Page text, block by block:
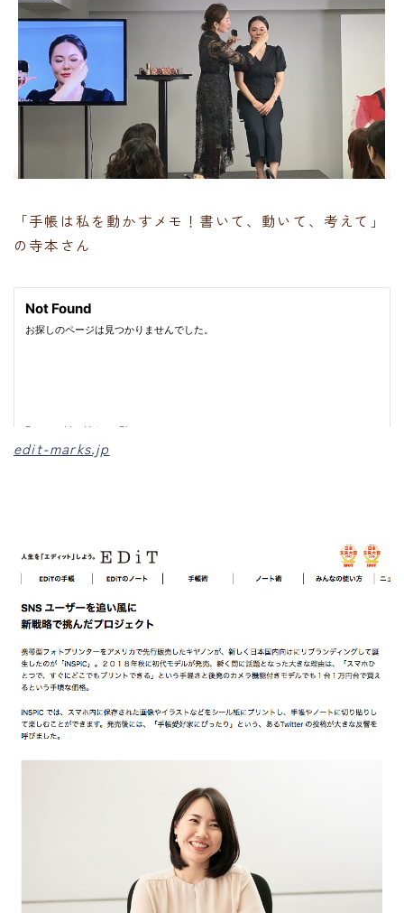
「手帳は私を動かすメモ！書いて、動いて、考えて」
の寺本さん
edit-marks.jp